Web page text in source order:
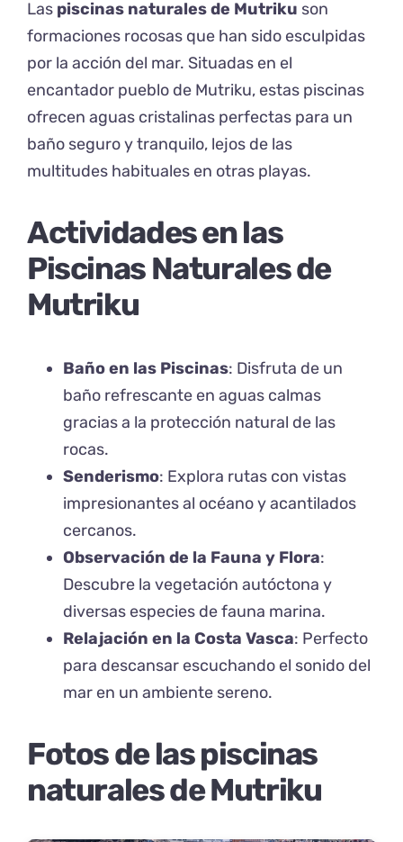
Las piscinas naturales de Mutriku son
formaciones rocosas que han sido esculpidas
por la acción del mar. Situadas en el
encantador pueblo de Mutriku, estas piscinas
ofrecen aguas cristalinas perfectas para un
baño seguro y tranquilo, lejos de las
multitudes habituales en otras playas.
Actividades en las
Piscinas Naturales de
Mutriku
Baño en las Piscinas: Disfruta de un
baño refrescante en aguas calmas
gracias a la protección natural de las
rocas.
Senderismo: Explora rutas con vistas
impresionantes al océano y acantilados
cercanos.
Observación de la Fauna y Flora:
Descubre la vegetación autóctona y
diversas especies de fauna marina.
Relajación en la Costa Vasca: Perfecto
para descansar escuchando el sonido del
mar en un ambiente sereno.
Fotos de las piscinas
naturales de Mutriku